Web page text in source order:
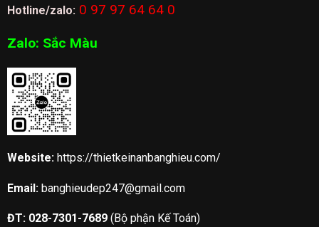
Hotline/zalo:0 97 97 64 64 0
Zalo: Sắc Màu
Website:https://thietkeinanbanghieu.com/
Email:banghieudep247@gmail.com
ĐT: 028-7301-7689(Bộ phận Kế Toán)